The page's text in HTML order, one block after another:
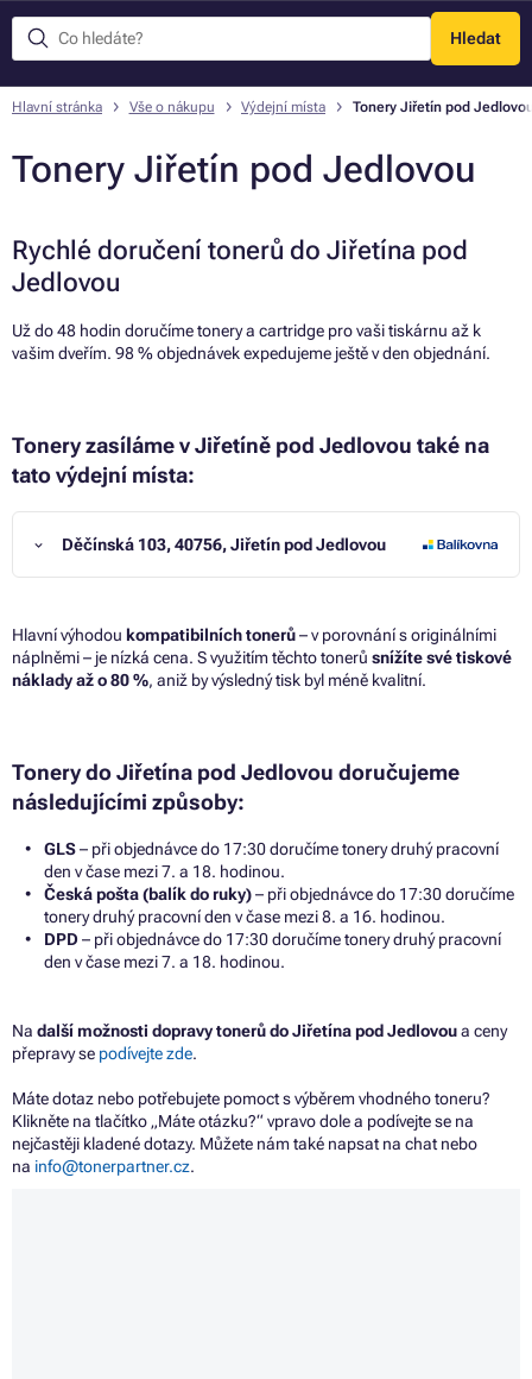
Hledat
Menu
Hlavní stránka Vše o nákupu Výdejní místa Tonery Jiřetín pod
Tonery Jiřetín pod Jedlovou
Rychlé doručení tonerů do Jiřetína pod
Jedlovou
Už do 48 hodin doručíme tonery a cartridge pro vaši tiskárnu až k
vašim dveřím. 98 % objednávek expedujeme ještě v den objednání.
Tonery zasíláme v Jiřetíně pod Jedlovou také na
tato výdejní místa:
Děčínská 103, 40756, Jiřetín pod Jedlovou
Hlavní výhodou kompatibilních tonerů– v porovnání s originálními
náplněmi – je nízká cena. S využitím těchto tonerů snížíte své tiskové
náklady až o 80 %, aniž by výsledný tisk byl méně kvalitní.
Tonery do Jiřetína pod Jedlovou doručujeme
následujícími způsoby:
GLS– při objednávce do 17:30 doručíme tonery druhý pracovní
den v čase mezi 7. a 18. hodinou.
Česká pošta (balík do ruky)– při objednávce do 17:30 doručíme
tonery druhý pracovní den v čase mezi 8. a 16. hodinou.
DPD – při objednávce do 17:30 doručíme tonery druhý pracovní
den v čase mezi 7. a 18. hodinou.
Na další možnosti dopravy tonerů do Jiřetína pod Jedlovoua ceny
přepravy se podívejte zde.
Máte dotaz nebo potřebujete pomoct s výběrem vhodného toneru?
Klikněte na tlačítko „Máte otázku?“ vpravo dole a podívejte se na
nejčastěji kladené dotazy. Můžete nám také napsat na chat nebo
na info@tonerpartner.cz.